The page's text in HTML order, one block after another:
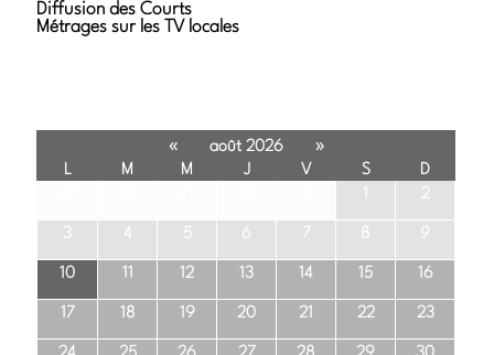
Diffusion des Courts
Métrages sur les TV locales
« août 2026 »
L M M J V S
D
2
3 4 5 6 7 8 9
10 11 12 13 14 15 16
17 18 19 20 21 22 23